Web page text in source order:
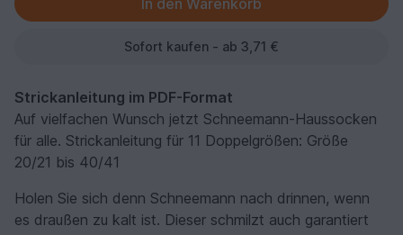
Sofort kaufen - ab 3,71 €
Strickanleitung im PDF-Format
Auf vielfachen Wunsch jetzt Schneemann-Haussocken
für alle. Strickanleitung für 11 Doppelgrößen: Größe
20/21 bis 40/41
Holen Sie sich denn Schneemann nach drinnen, wenn
es draußen zu kalt ist. Dieser schmilzt auch garantiert